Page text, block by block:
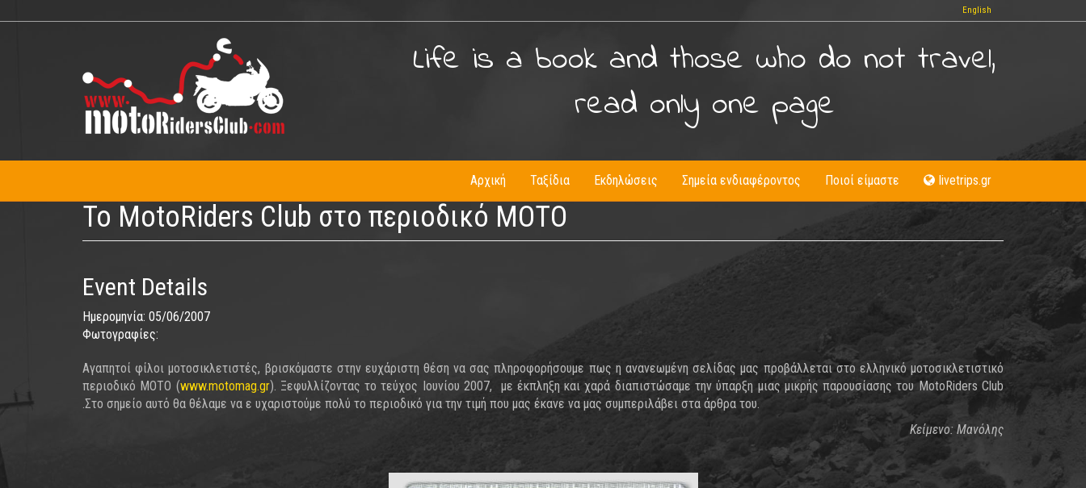
προς
English
Life is a book and those who do not travel,
read only one page
Αρχική Ταξίδια Εκδηλώσεις Σημεία ενδιαφέροντος Ποιοί είμαστε livetrips.gr
Το MotoRiders Club στο περιοδικό ΜΟΤΟ
Event Details
Ημερομηνία: 05/06/2007
Φωτογραφίες:
Αγαπητοί φίλοι μοτοσικλετιστές, βρισκόμαστε στην ευχάριστη θέση να σας πληροφορήσουμε πως η ανανεωμένη σελίδας μας προβάλλεται στο ελληνικό μοτοσικλετιστικό
περιοδικό ΜΟΤΟ (www.motomag.gr). Ξεφυλλίζοντας το τεύχος Ιουνίου 2007, με έκπληξη και χαρά διαπιστώσαμε την ύπαρξη μιας μικρής παρουσίασης του MotoRiders Club
.Στο σημείο αυτό θα θέλαμε να ε υχαριστούμε πολύ το περιοδικό για την τιμή που μας έκανε να μας συμπεριλάβει στα άρθρα του.
Κείμενο: Μανόλης